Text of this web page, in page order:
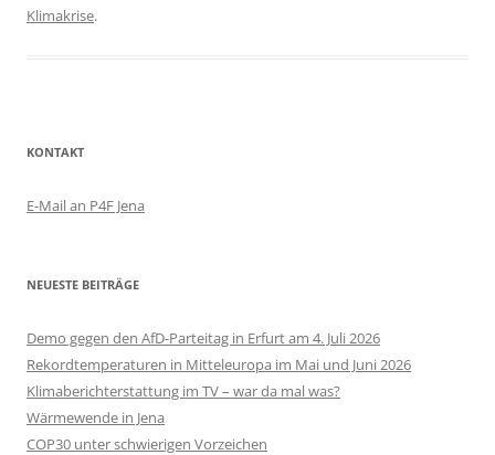
Klimakrise.
KONTAKT
E-Mail an P4F Jena
NEUESTE BEITRÄGE
Demo gegen den AfD-Parteitag in Erfurt am 4. Juli 2026
Rekordtemperaturen in Mitteleuropa im Mai und Juni 2026
Klimaberichterstattung im TV – war da mal was?
Wärmewende in Jena
COP30 unter schwierigen Vorzeichen